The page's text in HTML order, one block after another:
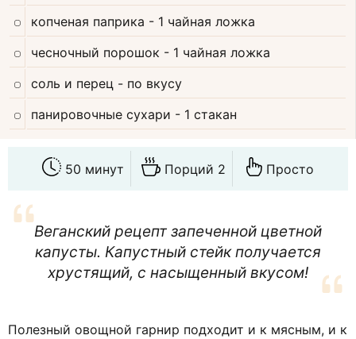
копченая паприка - 1 чайная ложка
чесночный порошок - 1 чайная ложка
соль и перец - по вкусу
панировочные сухари - 1 стакан
50 минут Порций 2 Просто
Веганский рецепт запеченной цветной
капусты. Капустный стейк получается
хрустящий, с насыщенный вкусом!
Полезный овощной гарнир подходит и к мясным, и к